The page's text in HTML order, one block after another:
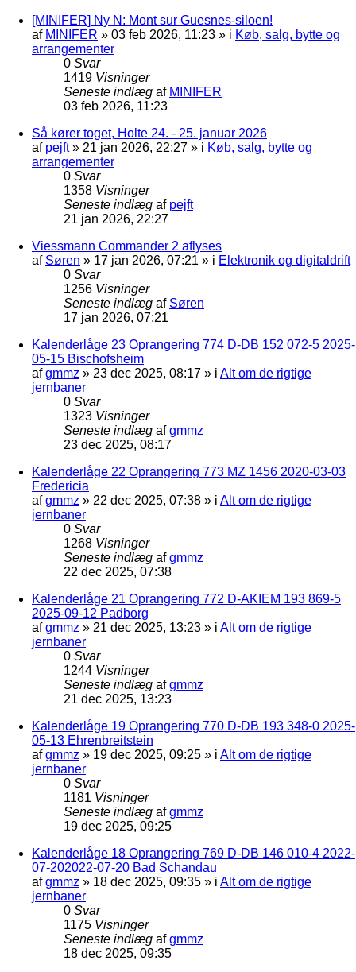
[MINIFER] Ny N: Mont sur Guesnes-siloen!
af MINIFER » 03 feb 2026, 11:23 » i Køb, salg, bytte og
arrangementer
0 Svar
1419 Visninger
Seneste indlæg af MINIFER
03 feb 2026, 11:23
Så kører toget, Holte 24. - 25. januar 2026
af pejft» 21 jan 2026, 22:27 » i Køb, salg, bytte og
arrangementer
0 Svar
1358 Visninger
Seneste indlæg af pejft
21 jan 2026, 22:27
Viessmann Commander 2 aflyses
af Søren » 17 jan 2026, 07:21 » i Elektronik og digitaldrift
0 Svar
1256 Visninger
Seneste indlæg af Søren
17 jan 2026, 07:21
Kalenderlåge 23 Oprangering 774 D-DB 152 072-5 2025-
05-15 Bischofsheim
afgmmz » 23 dec 2025, 08:17 » i Alt om de rigtige
jernbaner
0 Svar
1323 Visninger
Seneste indlæg afgmmz
23 dec 2025, 08:17
Kalenderlåge 22 Oprangering 773 MZ 1456 2020-03-03
Fredericia
afgmmz » 22 dec 2025, 07:38 » i Alt om de rigtige
jernbaner
0 Svar
1268 Visninger
Seneste indlæg afgmmz
22 dec 2025, 07:38
Kalenderlåge 21 Oprangering 772 D-AKIEM 193 869-5
2025-09-12 Padborg
afgmmz » 21 dec 2025, 13:23 » i Alt om de rigtige
jernbaner
0 Svar
1244 Visninger
Seneste indlæg afgmmz
21 dec 2025, 13:23
Kalenderlåge 19 Oprangering 770 D-DB 193 348-0 2025-
05-13 Ehrenbreitstein
afgmmz » 19 dec 2025, 09:25 » i Alt om de rigtige
jernbaner
0 Svar
1181 Visninger
Seneste indlæg afgmmz
19 dec 2025, 09:25
Kalenderlåge 18 Oprangering 769 D-DB 146 010-4 2022-
07-202022-07-20 Bad Schandau
afgmmz » 18 dec 2025, 09:35 » i Alt om de rigtige
jernbaner
0 Svar
1175 Visninger
Seneste indlæg afgmmz
18 dec 2025, 09:35